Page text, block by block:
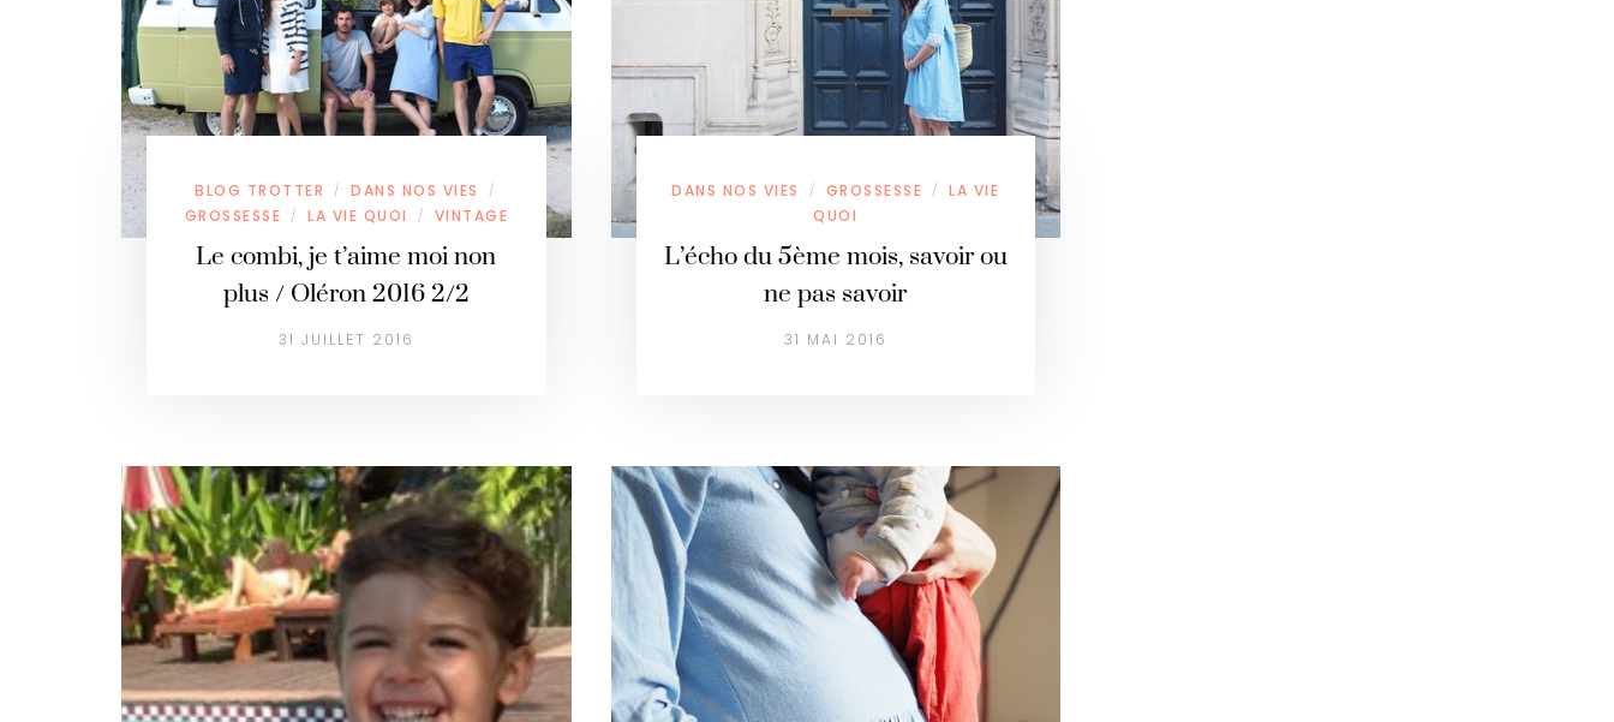
BLOG TROTTER / DANS NOS VIES /
GROSSESSE / LA VIE QUOI / VINTAGE
Le combi, je t’aime moi non
plus / Oléron 2016 2/2
31 JUILLET 2016
DANS NOS VIES / GROSSESSE /
LA VIE
QUOI
L’écho du 5ème mois, savoir ou
ne pas savoir
31 MAI 2016